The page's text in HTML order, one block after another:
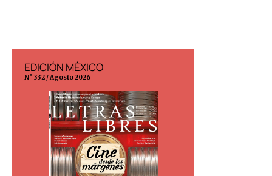
EDICIÓN MÉXICO
N° 332 / Agosto 2026